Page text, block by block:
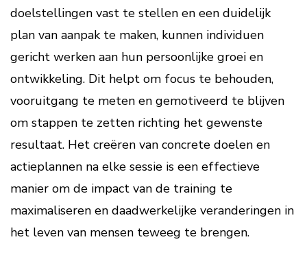
doelstellingen vast te stellen en een duidelijk
plan van aanpak te maken, kunnen individuen
gericht werken aan hun persoonlijke groei en
ontwikkeling. Dit helpt om focus te behouden,
vooruitgang te meten en gemotiveerd te blijven
om stappen te zetten richting het gewenste
resultaat. Het creëren van concrete doelen en
actieplannen na elke sessie is een effectieve
manier om de impact van de training te
maximaliseren en daadwerkelijke veranderingen in
het leven van mensen teweeg te brengen.